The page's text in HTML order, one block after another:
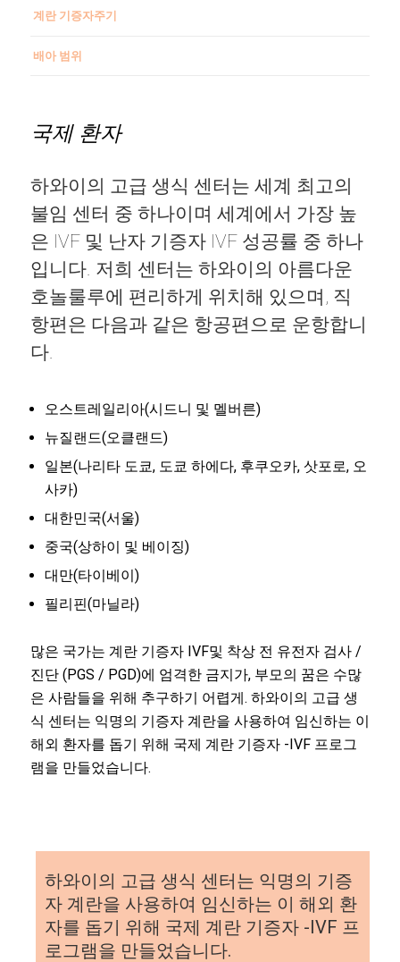
계란 기증자주기
배아 범위
국제 환자
하와이의 고급 생식 센터는 세계 최고의
불임 센터 중 하나이며 세계에서 가장 높
은 IVF 및 난자 기증자 IVF 성공률 중 하나
입니다. 저희 센터는 하와이의 아름다운
호놀룰루에 편리하게 위치해 있으며, 직
항편은 다음과 같은 항공편으로 운항합니
다.
오스트레일리아(시드니 및 멜버른)
뉴질랜드(오클랜드)
일본(나리타 도쿄, 도쿄 하에다, 후쿠오카, 삿포로, 오
사카)
대한민국(서울)
중국(상하이 및 베이징)
대만(타이베이)
필리핀(마닐라)
많은 국가는 계란 기증자 IVF및 착상 전 유전자 검사 /
진단 (PGS / PGD)에 엄격한 금지가, 부모의 꿈은 수많
은 사람들을 위해 추구하기 어렵게. 하와이의 고급 생
식 센터는 익명의 기증자 계란을 사용하여 임신하는 이
해외 환자를 돕기 위해 국제 계란 기증자 -IVF 프로그
램을 만들었습니다.
하와이의 고급 생식 센터는 익명의 기증
자 계란을 사용하여 임신하는 이 해외 환
자를 돕기 위해 국제 계란 기증자 -IVF 프
로그램을 만들었습니다.